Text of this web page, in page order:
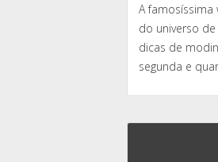
A
do universo
dicas de
segunda e